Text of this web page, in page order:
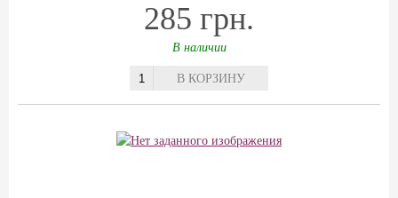
285 грн.
В наличии
В КОРЗИНУ